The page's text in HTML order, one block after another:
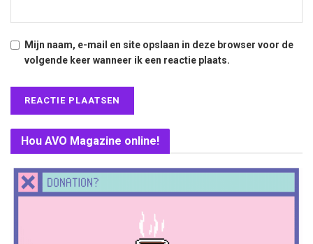
Mijn naam, e-mail en site opslaan in deze browser voor de
volgende keer wanneer ik een reactie plaats.
Hou AVO Magazine online!